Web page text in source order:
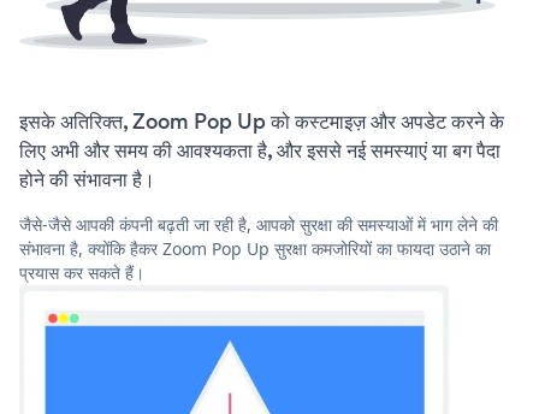
इसके अतिरिक्त, Zoom Pop Up को कस्टमाइज़ और अपडेट करने के
लिए अभी और समय की आवश्यकता है, और इससे नई समस्याएं या बग पैदा
होने की संभावना है।
जैसे-जैसे आपकी कंपनी बढ़ती जा रही है, आपको सुरक्षा की समस्याओं में भाग लेने की
संभावना है, क्योंकि हैकर Zoom Pop Up सुरक्षा कमजोरियों का फायदा उठाने का
प्रयास कर सकते हैं।